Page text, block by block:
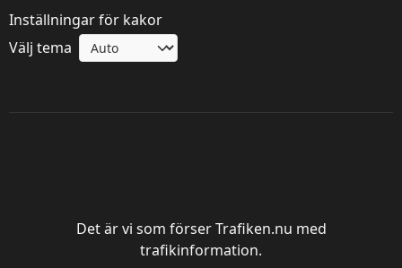
Inställningar för kakor
Välj tema
Det är vi som förser Trafiken.nu med
trafikinformation.